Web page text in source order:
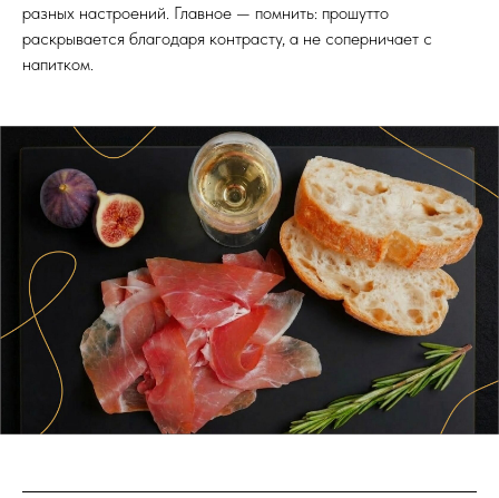
разных настроений. Главное — помнить: прошутто
раскрывается благодаря контрасту, а не соперничает с
напитком.